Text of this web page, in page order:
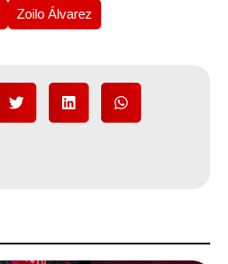
Zoilo Álvarez